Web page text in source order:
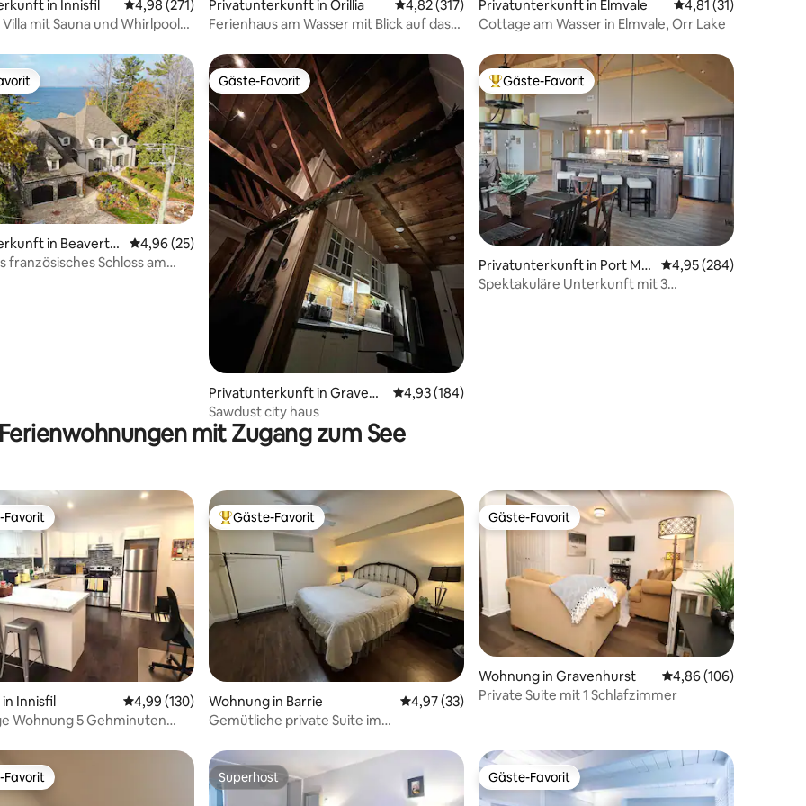
in Innisfil Durchschnittliche Bewertung: 4,98 von 5, 271 Bewertungen
4,98 (271)
mit Sauna und Whirlpool
Privatunterkunft in Orillia Durchschnittliche Bewertung: 4,82 von 5, 317 Bewertungen
4,82 (317)
Ferienhaus am Wasser mit Blick auf das
Privatunterkunft in Elmvale Durchschnittliche
4,81 (31)
Cottage am Wasser in Elmvale, Orr Lake
5 von 5, 22 Bewertungen
in Beaverto
Durchschnittliche Bewertung: 4,96 von 5, 25 Bewertungen
4,96 (25)
französisches Schloss am
Gäste-Favorit
Gäste-Favorit
Privatunterkunft in Gravenh
urst
Durchschnittliche Bewertung: 4,93 von 5, 184 Bewertungen
4,93 (184)
Sawdust city haus
Beliebter Gäste-Favorit.
Gäste-Favorit
Privatunterkunft in Port Mc
Nicoll
Durchschnittliche
4,95 (284)
Spektakuläre Unterkunft mit 3
Ferienwohnungen mit Zugang zum See
4,89 von 5, 243 Bewertungen
Gäste-Favorit.
Favorit
Innisfil Durchschnittliche Bewertung: 4,99 von 5, 130 Bewertungen
4,99 (130)
Wohnung 5 Gehminuten
Beliebter Gäste-Favorit.
Gäste-Favorit
Wohnung in Barrie Durchschnittliche Bewertung: 4,97 von 5, 33 Bewertungen
4,97 (33)
Gemütliche private Suite im
Gäste-Favorit
Gäste-Favorit
Wohnung in Gravenhurst Durchschnittliche
4,86 (106)
Private Suite mit 1 Schlafzimmer
Favorit.
Favorit Superhost
Superhost Gäste-Favorit
Gäste-Favorit